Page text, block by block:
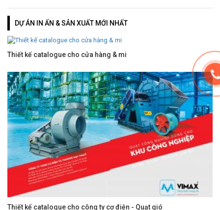
DỰ ÁN IN ẤN & SẢN XUẤT MỚI NHẤT
Thiết kế catalogue cho cửa hàng & mi
Thiết kế catalogue cho công ty cơ điện - Quạt gió